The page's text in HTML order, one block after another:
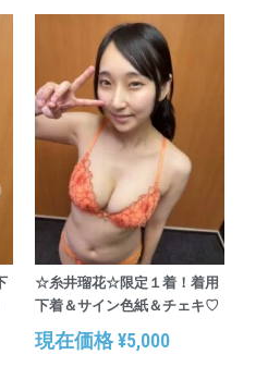
☆糸井瑠花☆限定１着！着用
下着＆サイン色紙＆チェキ♡
現在価格¥5,000